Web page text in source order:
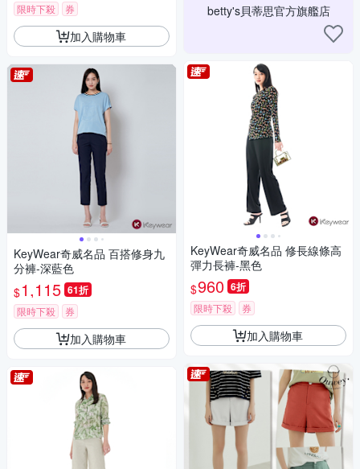
限時下殺 券
加入購物車
KeyWear奇威名品 百搭修身九
分褲-深藍色
$1,115 61折
限時下殺 券
加入購物車
betty's貝蒂思官方旗艦店
KeyWear奇威名品 修長線條高
彈力長褲-黑色
$960 6折
限時下殺 券
加入購物車